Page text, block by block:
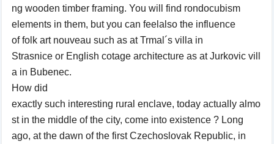
ng wooden timber framing. You will find rondocubism
elements in them, but you can feel also the influence
of folk art nouveau such asatTrmal´s villa in
Strasnice or English cotage architecture asatJurkovic vill
a in Bubenec.
How did
exactly such interesting rural enclave, today actually almo
st in the middle of the city, come into existence ? Long
ago, at the dawn of the first Czechoslovak Republic, in